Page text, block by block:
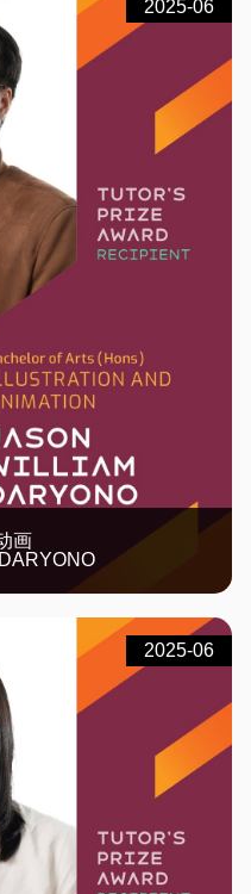
画
2025-06
2025-06